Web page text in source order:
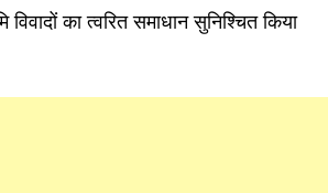
का त्वरित समाधान सुनिश्चित किया